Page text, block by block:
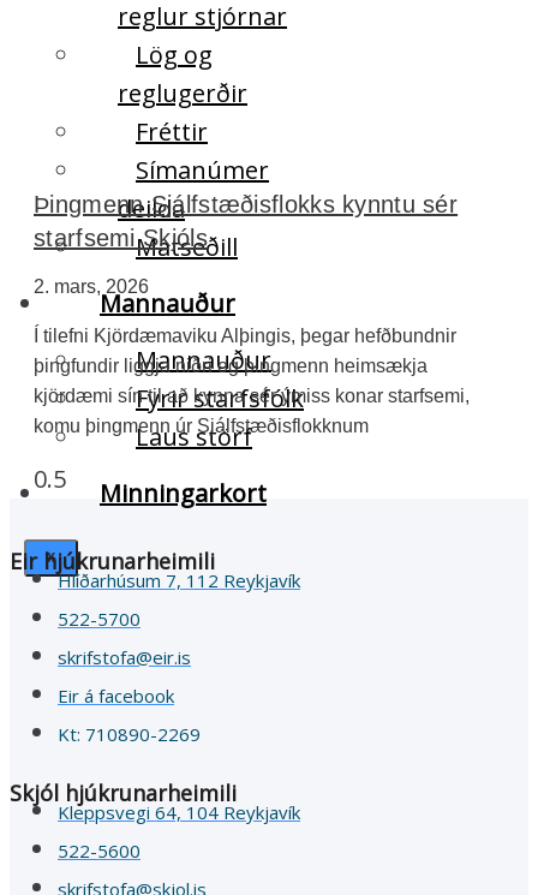
reglur stjórnar
Lög og
reglugerðir
Fréttir
Símanúmer
deilda
Matseðill
Mannauður
Mannauður
Fyrir starfsfólk
Laus störf
Minningarkort
X
Þingmenn Sjálfstæðisflokks kynntu sér
starfsemi Skjóls
2. mars, 2026
Í tilefni Kjördæmaviku Alþingis, þegar hefðbundnir
þingfundir liggja niðri og þingmenn heimsækja
kjördæmi sín til að kynna sér ýmiss konar starfsemi,
komu þingmenn úr Sjálfstæðisflokknum
Eir hjúkrunarheimili
Hlíðarhúsum 7, 112 Reykjavík
522-5700
skrifstofa@eir.is
Eir á facebook
Kt: 710890-2269
Skjól hjúkrunarheimili
Kleppsvegi 64, 104 Reykjavík
522-5600
skrifstofa@skjol.is